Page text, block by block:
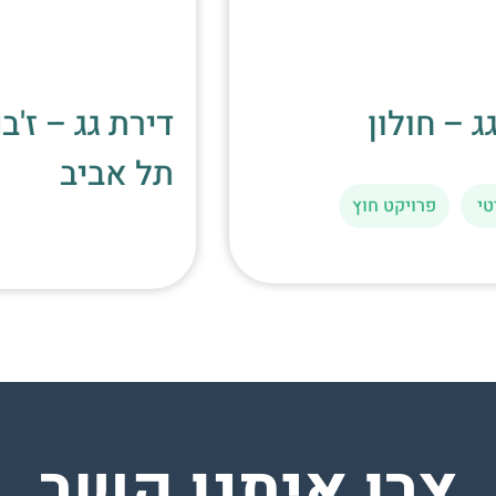
דירת גג – חולון
לקוח פרטי